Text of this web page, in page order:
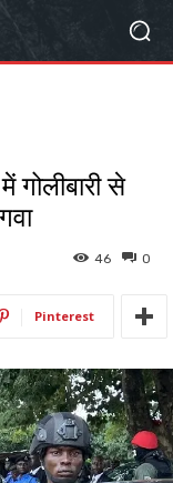
गोलीबारी से
0
46
Pinterest